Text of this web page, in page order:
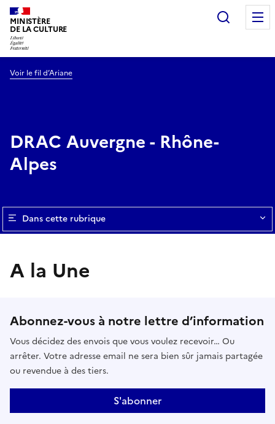
MINISTÈRE
DE LA CULTURE
Voir le fil d’Ariane
DRAC Auvergne - Rhône-
Alpes
Dans cette rubrique
A la Une
Abonnez-vous à notre lettre d’information
Vous décidez des envois que vous voulez recevoir… Ou
arrêter. Votre adresse email ne sera bien sûr jamais partagée
ou revendue à des tiers.
S'abonner